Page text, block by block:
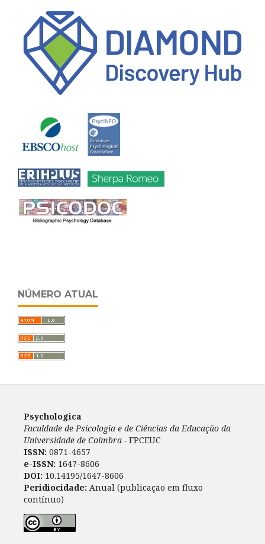
NÚMERO ATUAL
Psychologica
Faculdade de Psicologia e de Ciências da Educação da
Universidade de Coimbra - FPCEUC
ISSN: 0871-4657
e-ISSN: 1647-8606
DOI: 10.14195/1647-8606
Peridiocidade: Anual (publicação em fluxo
contínuo)